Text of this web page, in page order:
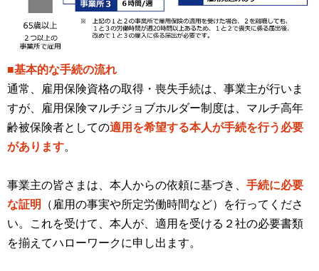
■基本的な手続の流れ
通常、雇用保険資格の取得・喪失手続は、事業主が行いま
すが、雇用保険マルチジョブホルダー制度は、マルチ高年
齢被保険者としての適用を希望する本人が手続を行う必要
があります。
事業主の皆さまは、本人からの依頼に基づき、 手続に必要
な証明
（雇用の事実や所定労働時間など）を行ってくださ
い。これを受けて、本人が、適用を受ける２社の必要書類
を揃えてハローワークに申し出ます。